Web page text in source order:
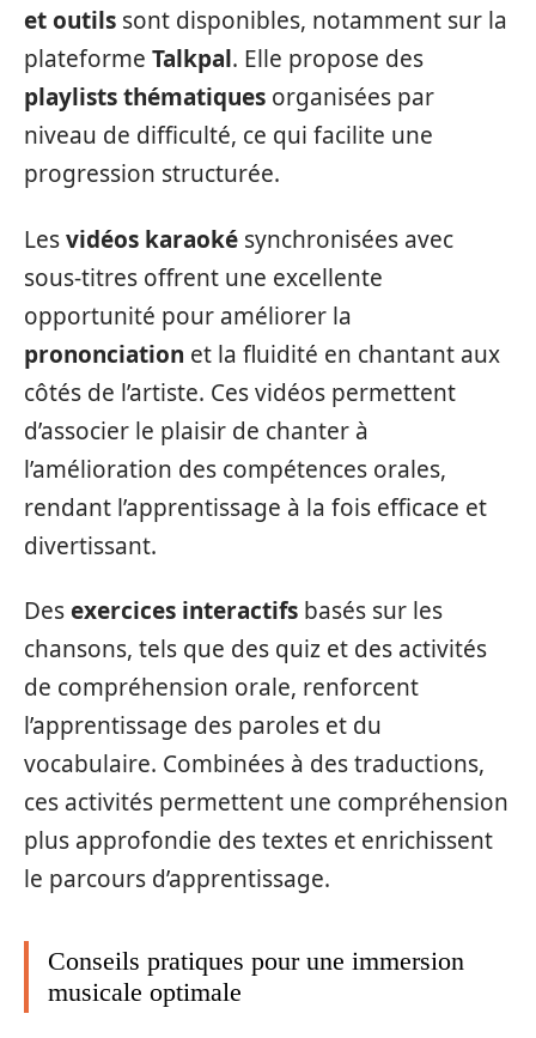
et outils sont disponibles, notamment sur la
plateforme Talkpal. Elle propose des
playlists thématiques organisées par
niveau de difficulté, ce qui facilite une
progression structurée.
Lesvidéos karaoké synchronisées avec
sous-titres offrent une excellente
opportunité pour améliorer la
prononciation et la fluidité en chantant aux
côtés de l’artiste. Ces vidéos permettent
d’associer le plaisir de chanter à
l’amélioration des compétences orales,
rendant l’apprentissage à la fois efficace et
divertissant.
Desexercices interactifs basés sur les
chansons, tels que des quiz et des activités
de compréhension orale, renforcent
l’apprentissage des paroles et du
vocabulaire. Combinées à des traductions,
ces activités permettent une compréhension
plus approfondie des textes et enrichissent
le parcours d’apprentissage.
Conseils pratiques pour une immersion
musicale optimale